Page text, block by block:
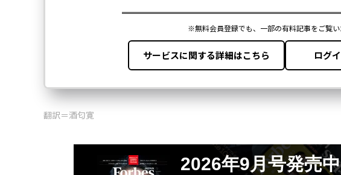
翻訳＝酒匂寛
2026年9月号発売中